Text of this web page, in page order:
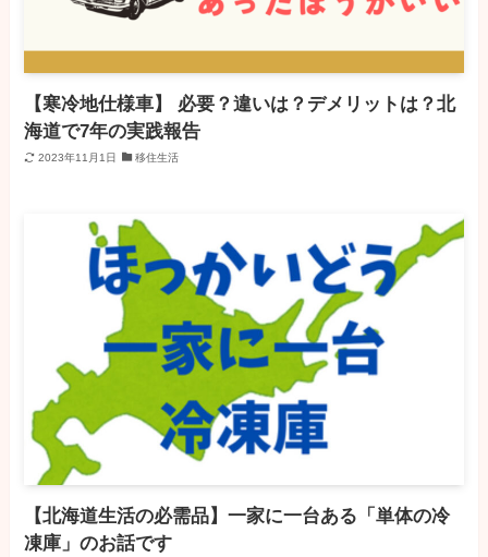
【寒冷地仕様車】 必要？違いは？デメリットは？北
海道で7年の実践報告
2023年11月1日 移住生活
【北海道生活の必需品】一家に一台ある「単体の冷
凍庫」のお話です